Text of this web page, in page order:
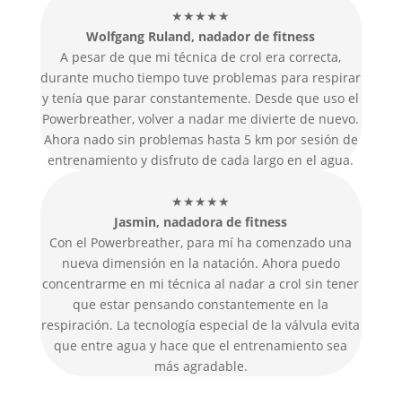
A pesar de que mi técnica de crol era correcta,
durante mucho tiempo tuve problemas para respirar
y tenía que parar constantemente. Desde que uso el
Powerbreather, volver a nadar me divierte de nuevo.
Ahora nado sin problemas hasta 5 km por sesión de
entrenamiento y disfruto de cada largo en el agua.
★★★★★
Wolfgang Ruland, nadador de fitness
Con el Powerbreather, para mí ha comenzado una
nueva dimensión en la natación. Ahora puedo
concentrarme en mi técnica al nadar a crol sin tener
que estar pensando constantemente en la
respiración. La tecnología especial de la válvula evita
que entre agua y hace que el entrenamiento sea
más agradable.
★★★★★
Jasmin, nadadora de fitness